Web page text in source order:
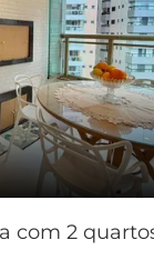
com 2